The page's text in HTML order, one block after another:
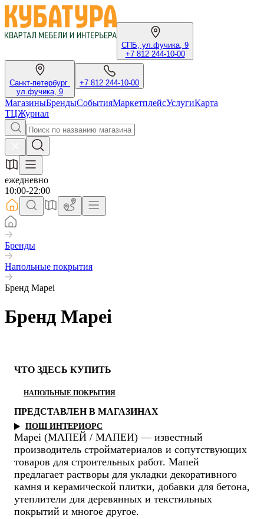
СПБ, ул.фучика, 9
+7 812 244-10-00
Санкт-петербург
ул.фучика, 9
+7 812 244-10-00
МагазиныБрендыСобытияМаркетплейсУслугиКарта
ТЦЖурнал
ежедневно
10:00-22:00
Бренды
Напольные покрытия
Бренд Mapei
Бренд Mapei
ЧТО ЗДЕСЬ КУПИТЬ
НАПОЛЬНЫЕ ПОКРЫТИЯ
ПРЕДСТАВЛЕН В МАГАЗИНАХ
ПОШ ИНТЕРИОРС
Mapei (МАПЕЙ / МАПЕИ) — известный
производитель стройматериалов и сопутствующих
товаров для строительных работ. Мапей
предлагает растворы для укладки декоративного
камня и керамической плитки, добавки для бетона,
утеплители для деревянных и текстильных
покрытий и многое другое.